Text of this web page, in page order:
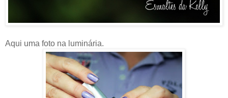
Aqui uma foto na luminária.